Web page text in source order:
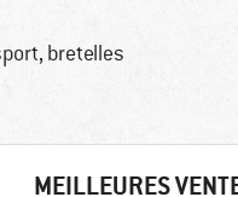
bretelles
MEILLEURES